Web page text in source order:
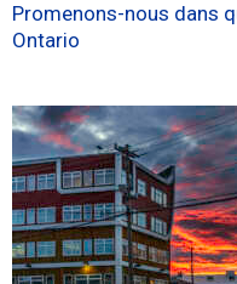
Promenons-nous dans
Ontario